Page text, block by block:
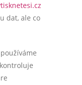
dat, ale co